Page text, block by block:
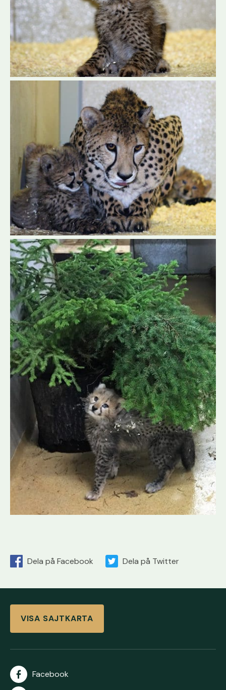
Dela på Facebook Dela på Twitter
VISA SAJTKARTA
Facebook